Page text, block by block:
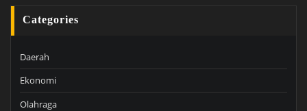
Categories
Daerah
Ekonomi
Olahraga